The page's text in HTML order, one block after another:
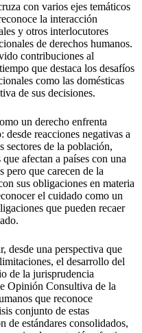
con varios ejes temáticos
la interacción
y otros interlocutores
de derechos humanos.
contribuciones al
que destaca los desafíos
como las domésticas
de sus decisiones.
un derecho enfrenta
reacciones negativas a
sectores de la población,
afectan a países con una
pero que carecen de la
sus obligaciones en materia
el cuidado como un
que pueden recaer
desde una perspectiva que
el desarrollo del
de la jurisprudencia
Opinión Consultiva de la
que reconoce
conjunto de estas
de estándares consolidados,